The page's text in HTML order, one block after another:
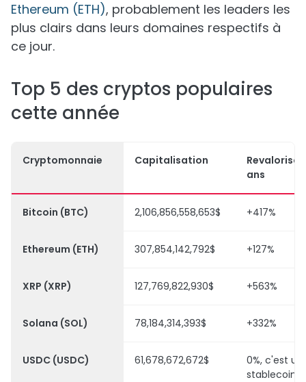
Ethereum (ETH), probablement les leaders les
plus clairs dans leurs domaines respectifs à
ce jour.
Top 5 des cryptos populaires
cette année
Cryptomonnaie Capitalisation
ans
Bitcoin (BTC) 2,106,856,558,653$ +417%
Ethereum (ETH) 307,854,142,792$ +127%
XRP (XRP) 127,769,822,930$ +563%
Solana (SOL) 78,184,314,393$ +332%
USDC (USDC) 61,678,672,672$
0%, c'est un
stablecoin